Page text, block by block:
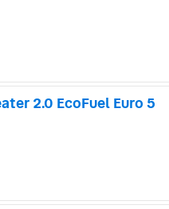
2.0 EcoFuel Euro 5